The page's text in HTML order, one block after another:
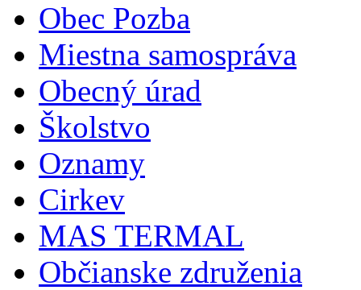
Obec Pozba
Miestna samospráva
Obecný úrad
Školstvo
Oznamy
Cirkev
MAS TERMAL
Občianske združenia